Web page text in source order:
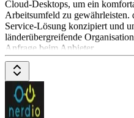
Cloud-Desktops, um ein
Arbeitsumfeld zu gewährleisten.
Service-Lösung konzipiert und
länderübergreifende
Anfrage beim Anbieter.